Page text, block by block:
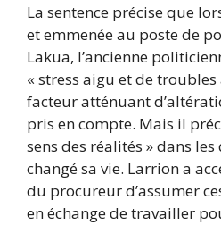
La sentence précise que
et emmenée au poste de
Lakua, l’ancienne
« stress aigu et de
facteur atténuant
pris en compte. Mais il
sens des réalités » dans
changé sa vie. Larrion a
du procureur d’assumer
en échange de travailler